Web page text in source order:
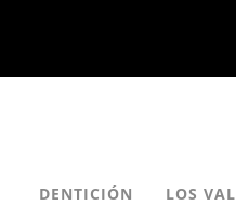
DENTICIÓN LOS